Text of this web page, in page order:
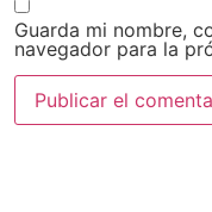
Guarda mi nombre,
navegador para la